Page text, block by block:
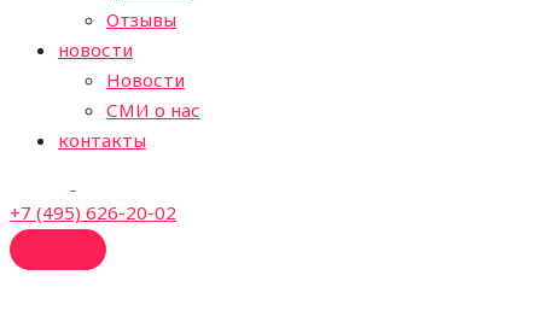
Отзывы
новости
Новости
СМИ о нас
контакты
+7 (495) 626-20-02